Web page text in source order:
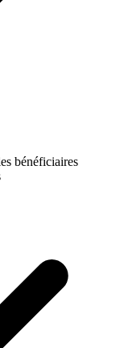
bénéficiaires